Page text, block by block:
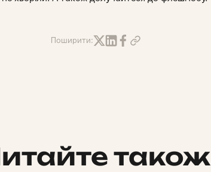
Поширити:
також